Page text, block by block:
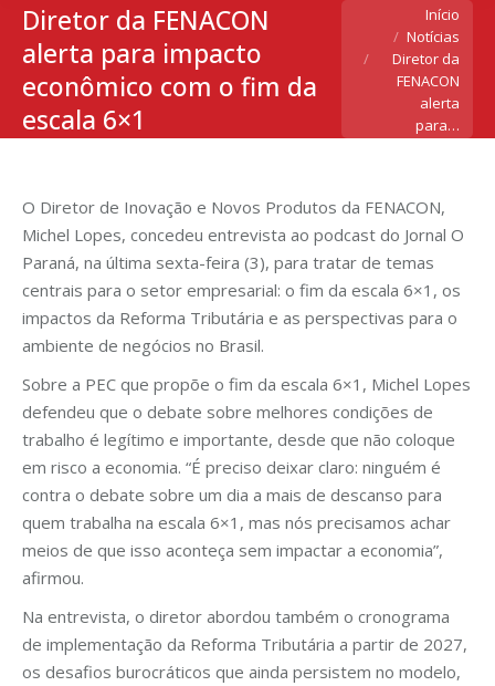
Diretor da FENACON
alerta para impacto
econômico com o fim da
escala 6×1
Você está aqui:
Início
Notícias
Diretor da
FENACON
alerta
para…
O Diretor de Inovação e Novos Produtos da FENACON,
Michel Lopes, concedeu entrevista ao podcast do Jornal O
Paraná, na última sexta-feira (3), para tratar de temas
centrais para o setor empresarial: o fim da escala 6×1, os
impactos da Reforma Tributária e as perspectivas para o
ambiente de negócios no Brasil.
Sobre a PEC que propõe o fim da escala 6×1, Michel Lopes
defendeu que o debate sobre melhores condições de
trabalho é legítimo e importante, desde que não coloque
em risco a economia. “É preciso deixar claro: ninguém é
contra o debate sobre um dia a mais de descanso para
quem trabalha na escala 6×1, mas nós precisamos achar
meios de que isso aconteça sem impactar a economia”,
afirmou.
Na entrevista, o diretor abordou também o cronograma
de implementação da Reforma Tributária a partir de 2027,
os desafios burocráticos que ainda persistem no modelo,